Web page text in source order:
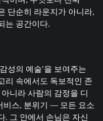
단순히 라운지가 아니라,
는 공간이다.
성의 예술’을 보여주는
리 속에서도 독보적인 존
니라 사람의 감정을 디
비스, 분위기 — 모든 요소
. 그 안에서 손님은 자신